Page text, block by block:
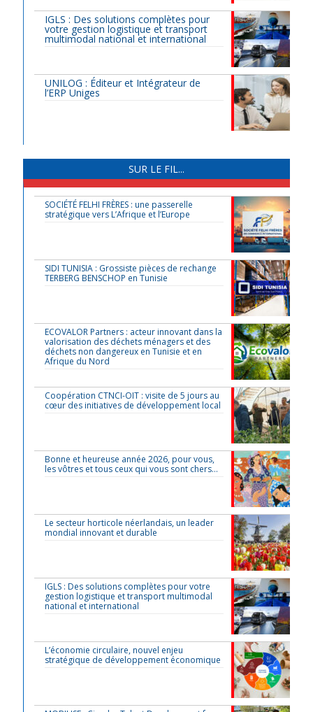
IGLS : Des solutions complètes pour
votre gestion logistique et transport
multimodal national et international
UNILOG : Éditeur et Intégrateur de
l’ERP Uniges
SUR LE FIL...
SOCIÉTÉ FELHI FRÈRES : une passerelle
stratégique vers L’Afrique et l’Europe
SIDI TUNISIA : Grossiste pièces de rechange
TERBERG BENSCHOP en Tunisie
ECOVALOR Partners : acteur innovant dans la
valorisation des déchets ménagers et des
déchets non dangereux en Tunisie et en
Afrique du Nord
Coopération CTNCI-OIT : visite de 5 jours au
cœur des initiatives de développement local
Bonne et heureuse année 2026, pour vous,
les vôtres et tous ceux qui vous sont chers…
Le secteur horticole néerlandais, un leader
mondial innovant et durable
IGLS : Des solutions complètes pour votre
gestion logistique et transport multimodal
national et international
L’économie circulaire, nouvel enjeu
stratégique de développement économique